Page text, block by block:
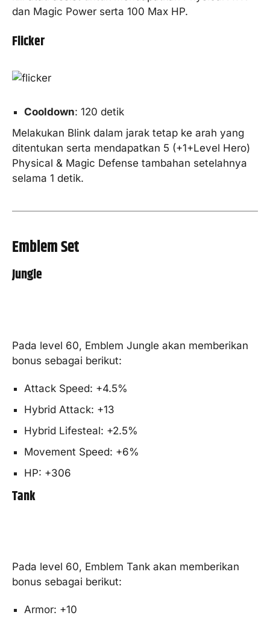
dan Magic Power serta 100 Max HP.
Flicker
Cooldown: 120 detik
Melakukan Blink dalam jarak tetap ke arah yang
ditentukan serta mendapatkan 5 (+1+Level Hero)
Physical & Magic Defense tambahan setelahnya
selama 1 detik.
Emblem Set
Jungle
Pada level 60, Emblem Jungle akan memberikan
bonus sebagai berikut:
Attack Speed: +4.5%
Hybrid Attack: +13
Hybrid Lifesteal: +2.5%
Movement Speed: +6%
HP: +306
Tank
Pada level 60, Emblem Tank akan memberikan
bonus sebagai berikut:
Armor: +10